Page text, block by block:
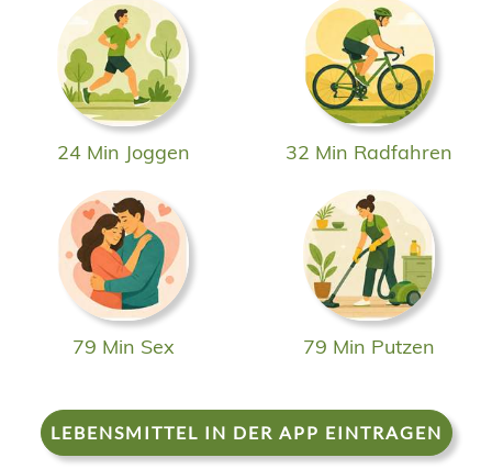
24 Min Joggen 32 Min Radfahren
79 Min Sex 79 Min Putzen
LEBENSMITTEL IN DER APP EINTRAGEN